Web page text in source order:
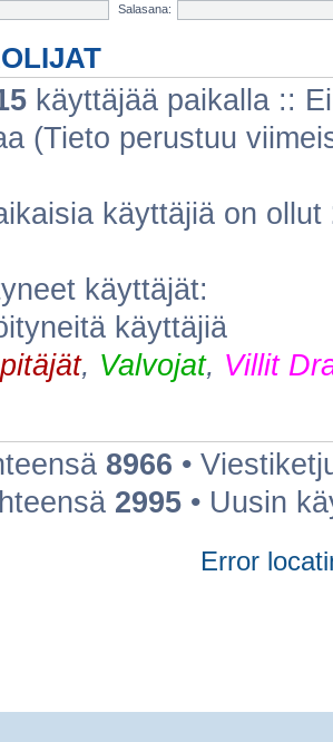
Salasana:
käyttäjää paikalla ::
(Tieto perustuu
käyttäjiä on ollut
käyttäjät:
käyttäjiä
, Valvojat, Villit
8966 •
2995 • Uusin
Error